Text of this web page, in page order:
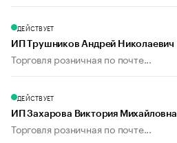
ДЕЙСТВУЕТ
ИП Трушников Андрей Николаевич
Торговля розничная по почте...
ДЕЙСТВУЕТ
ИП Захарова Виктория Михайловна
Торговля розничная по почте...